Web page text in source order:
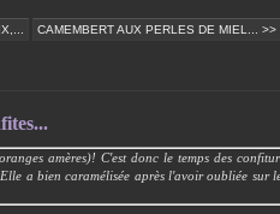
CAMEMBERT AUX PERLES DE MIEL... >>
amères)! C'est donc le temps des
a bien caramélisée après l'avoir oubliée sur